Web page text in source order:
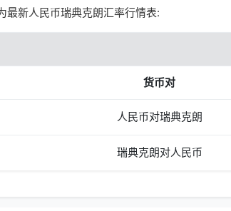
最新人民币瑞典克朗汇率行情表:
货币对
人民币对瑞典克朗
瑞典克朗对人民币